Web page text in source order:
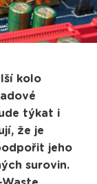
kolo
týkat i
že je
jeho
surovin.